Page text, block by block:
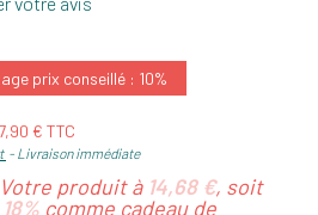
prix conseillé : 10%
€ TTC
Livraison immédiate
produit à 14,68 €, soit
18% comme cadeau de